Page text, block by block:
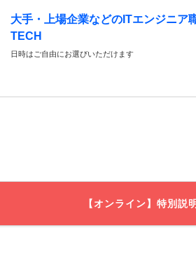
大手・上場企業などのITエンジニア
TECH
日時はご自由にお選びいただけます
【オンライン】特別説